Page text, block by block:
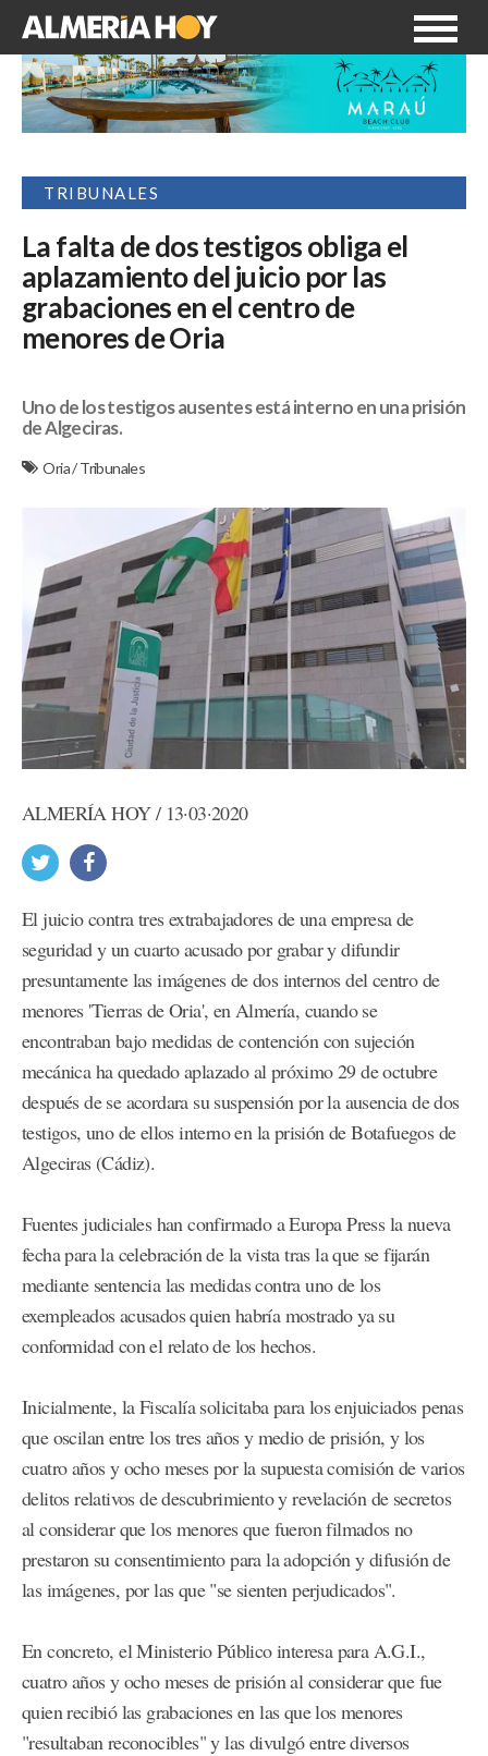
TRIBUNALES
La falta de dos testigos obliga el
aplazamiento del juicio por las
grabaciones en el centro de
menores de Oria
Uno de los testigos ausentes está interno en una prisión
de Algeciras.
Oria/Tribunales
ALMERÍA HOY / 13·03·2020
El juicio contra tres extrabajadores de una empresa de
seguridad y un cuarto acusado por grabar y difundir
presuntamente las imágenes de dos internos del centro de
menores 'Tierras de Oria', en Almería, cuando se
encontraban bajo medidas de contención con sujeción
mecánica ha quedado aplazado al próximo 29 de octubre
después de se acordara su suspensión por la ausencia de dos
testigos, uno de ellos interno en la prisión de Botafuegos de
Algeciras (Cádiz).
Fuentes judiciales han confirmado a Europa Press la nueva
fecha para la celebración de la vista tras la que se fijarán
mediante sentencia las medidas contra uno de los
exempleados acusados quien habría mostrado ya su
conformidad con el relato de los hechos.
Inicialmente, la Fiscalía solicitaba para los enjuiciados penas
que oscilan entre los tres años y medio de prisión, y los
cuatro años y ocho meses por la supuesta comisión de varios
delitos relativos de descubrimiento y revelación de secretos
al considerar que los menores que fueron filmados no
prestaron su consentimiento para la adopción y difusión de
las imágenes, por las que "se sienten perjudicados".
En concreto, el Ministerio Público interesa para A.G.I.,
cuatro años y ocho meses de prisión al considerar que fue
quien recibió las grabaciones en las que los menores
"resultaban reconocibles" y las divulgó entre diversos